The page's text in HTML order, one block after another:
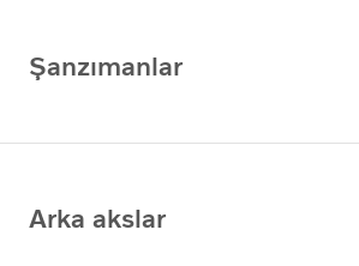
Şanzımanlar
Arka akslar